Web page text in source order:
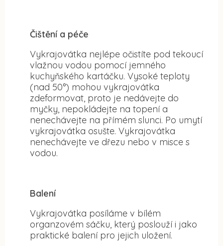
Čištění a péče
Vykrajovátka nejlépe očistíte pod tekoucí
vlažnou vodou pomocí jemného
kuchyňského kartáčku. Vysoké teploty
(nad 50°) mohou vykrajovátka
zdeformovat, proto je nedávejte do
myčky, nepokládejte na topení a
nenechávejte na přímém slunci. Po umytí
vykrajovátka osušte. Vykrajovátka
nenechávejte ve dřezu nebo v misce s
vodou.
Balení
Vykrajovátka posíláme v bílém
organzovém sáčku, který poslouží i jako
praktické balení pro jejich uložení.